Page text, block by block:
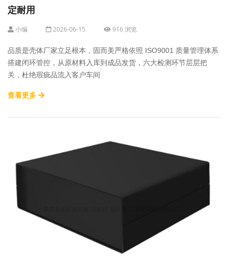
定耐用
小编 2026-06-15 916 浏览
品质是壳体厂家立足根本，固而美严格依照 ISO9001 质量管理体系
搭建闭环管控，从原材料入库到成品发货，六大检测环节层层把
关，杜绝瑕疵品流入客户车间
查看更多